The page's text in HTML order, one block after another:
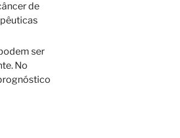
de
ser
No